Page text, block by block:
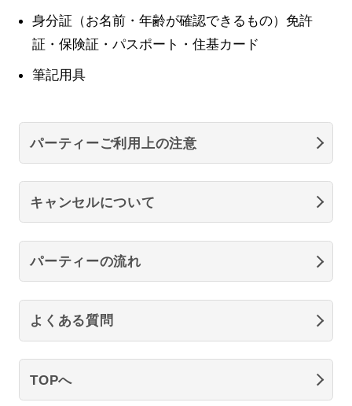
身分証（お名前・年齢が確認できるもの）免許
証・保険証・パスポート・住基カード
筆記用具
パーティーご利用上の注意
キャンセルについて
パーティーの流れ
よくある質問
TOPへ